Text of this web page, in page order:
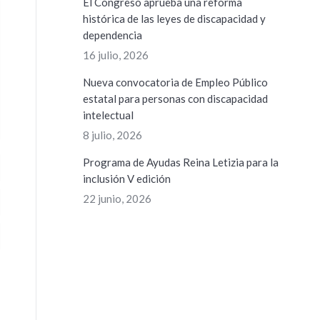
histórica de las leyes de discapacidad y
dependencia
16 julio, 2026
Nueva convocatoria de Empleo Público
estatal para personas con discapacidad
intelectual
8 julio, 2026
Programa de Ayudas Reina Letizia para la
inclusión V edición
22 junio, 2026